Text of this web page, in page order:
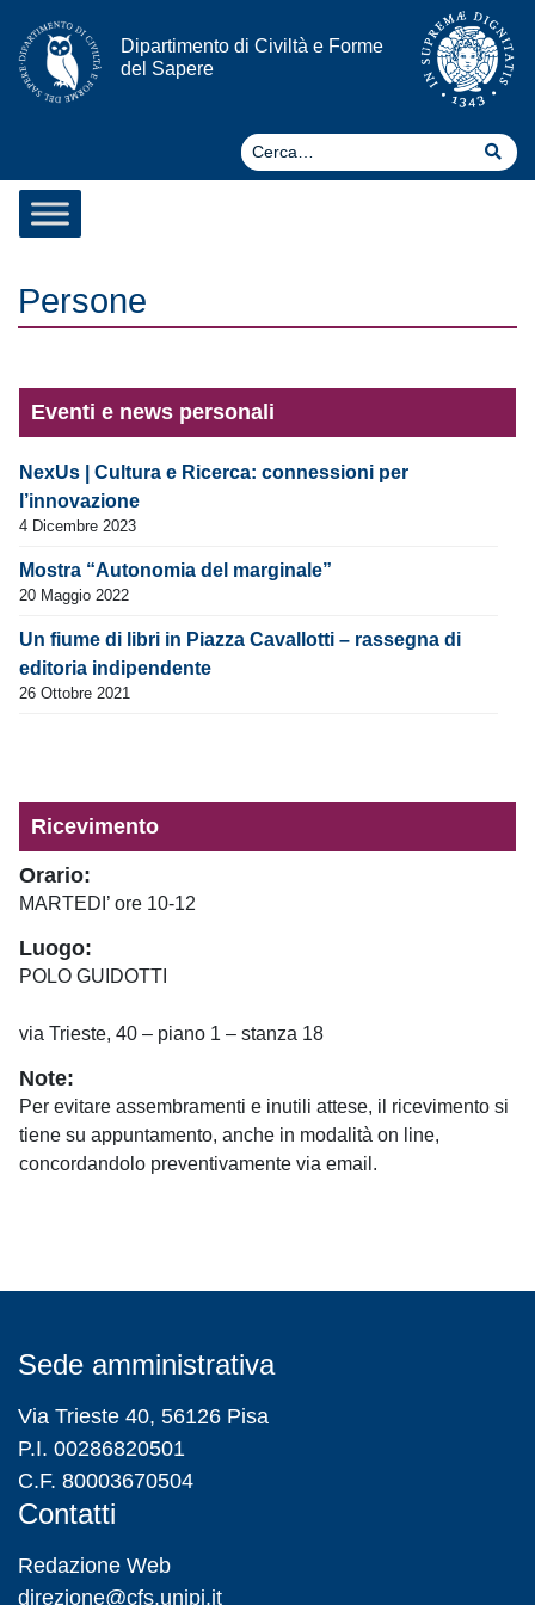
Vai al contenuto
Dipartimento di Civiltà e Forme
del Sapere
Persone
Eventi e news personali
NexUs | Cultura e Ricerca: connessioni per
l’innovazione
4 Dicembre 2023
Mostra “Autonomia del marginale”
20 Maggio 2022
Un fiume di libri in Piazza Cavallotti – rassegna di
editoria indipendente
26 Ottobre 2021
Ricevimento
Orario:
MARTEDI’ ore 10-12
Luogo:
POLO GUIDOTTI
via Trieste, 40 – piano 1 – stanza 18
Note:
Per evitare assembramenti e inutili attese, il ricevimento si
tiene su appuntamento, anche in modalità on line,
concordandolo preventivamente via email.
Sede amministrativa
Via Trieste 40, 56126 Pisa
P.I. 00286820501
C.F. 80003670504
Contatti
Redazione Web
direzione@cfs.unipi.it